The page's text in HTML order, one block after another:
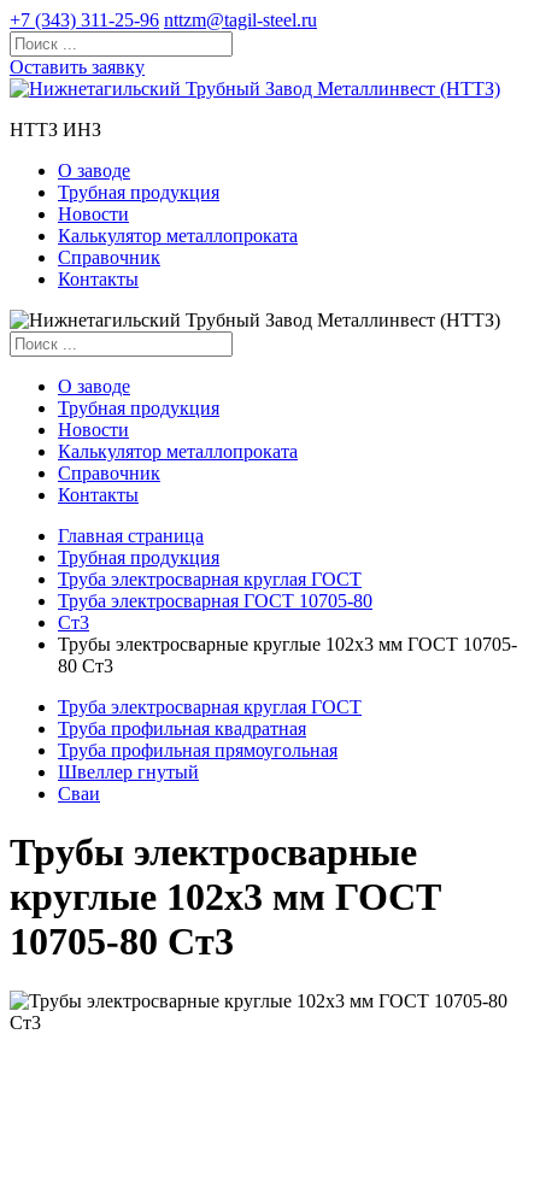
+7 (343) 311-25-96 nttzm@tagil-steel.ru
Оставить заявку
НТТЗ ИНЗ
О заводе
Трубная продукция
Новости
Калькулятор металлопроката
Справочник
Контакты
О заводе
Трубная продукция
Новости
Калькулятор металлопроката
Справочник
Контакты
Главная страница
Трубная продукция
Труба электросварная круглая ГОСТ
Труба электросварная ГОСТ 10705-80
Ст3
Трубы электросварные круглые 102x3 мм ГОСТ 10705-
80 Ст3
Труба электросварная круглая ГОСТ
Труба профильная квадратная
Труба профильная прямоугольная
Швеллер гнутый
Сваи
Трубы электросварные
круглые 102x3 мм ГОСТ
10705-80 Ст3